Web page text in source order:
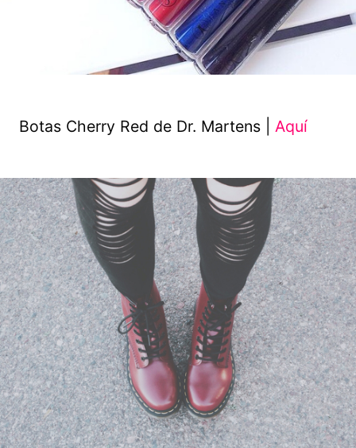
Botas Cherry Red de Dr. Martens | Aquí